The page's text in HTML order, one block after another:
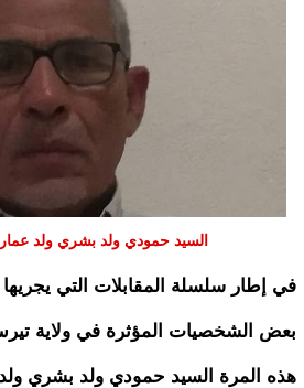
السيد حمودي ولد بشري ولد
في إطار سلسلة المقابلات التي
بعض الشخصيات المؤثرة في ولاية
هذه المرة السيد حمودي ولد بشري